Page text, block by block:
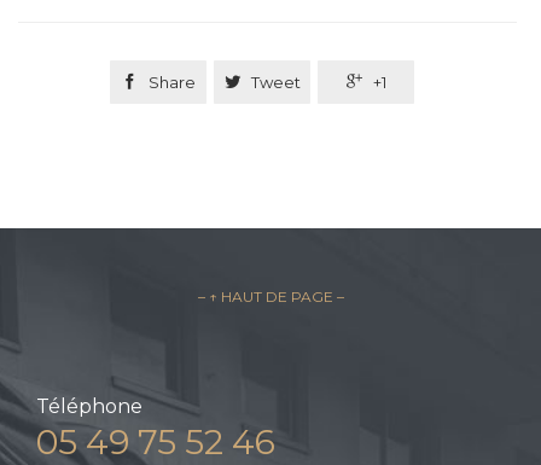
 Share  Tweet  +1
– ↑ HAUT DE PAGE –
Téléphone
05 49 75 52 46